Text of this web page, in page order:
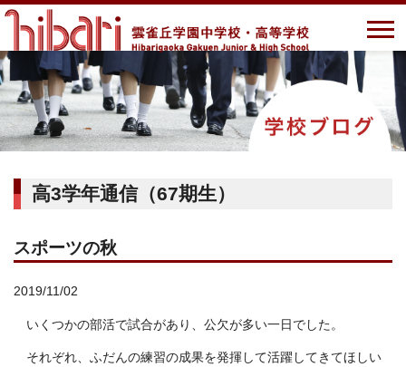
高3学年通信（67期生）
スポーツの秋
2019/11/02
いくつかの部活で試合があり、公欠が多い一日でした。
それぞれ、ふだんの練習の成果を発揮して活躍してきてほしい